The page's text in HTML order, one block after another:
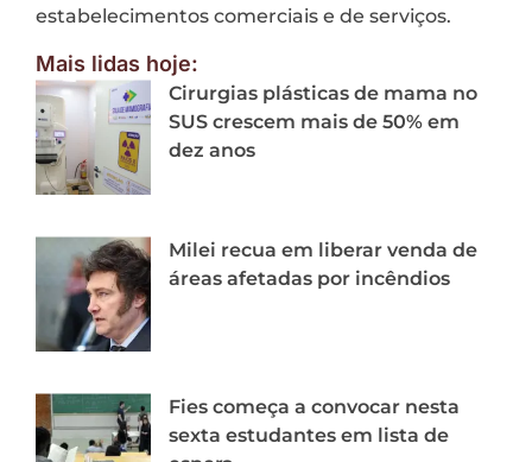
estabelecimentos comerciais e de serviços.
Mais lidas hoje:
Cirurgias plásticas de mama no
SUS crescem mais de 50% em
dez anos
Milei recua em liberar venda de
áreas afetadas por incêndios
Fies começa a convocar nesta
sexta estudantes em lista de